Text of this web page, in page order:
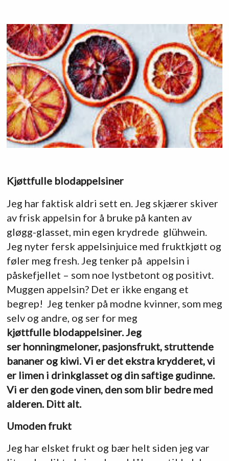
Kjøttfulle blodappelsiner
Jeg har faktisk aldri sett en. Jeg skjærer skiver
av frisk appelsin for å bruke på kanten av
gløgg-glasset, min egen krydrede glühwein.
Jeg nyter fersk appelsinjuice med fruktkjøtt og
føler meg fresh. Jeg tenker på appelsin i
påskefjellet – som noe lystbetont og positivt.
Muggen appelsin? Det er ikke engang et
begrep! Jeg tenker på modne kvinner, som meg
selv og andre, og ser for meg
kjøttfulle blodappelsiner. Jeg
ser honningmeloner, pasjonsfrukt, struttende
bananer og kiwi. Vi er det ekstra krydderet, vi
er limen i drinkglasset og din saftige gudinne.
Vi er den gode vinen, den som blir bedre med
alderen. Ditt alt.
Umoden frukt
Jeg har elsket frukt og bær helt siden jeg var